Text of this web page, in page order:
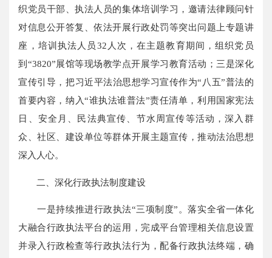
织党员干部、执法人员的集体培训学习，邀请法律顾问针
对信息公开答复、依法开展行政处罚等突出问题上专题讲
座，培训执法人员32人次，在主题教育期间，组织党员
到“3820”展馆等现场教学点开展学习教育活动；三是深化
宣传引导，把习近平法治思想学习宣传作为“八五”普法的
首要内容，纳入“谁执法谁普法”责任清单，利用国家宪法
日、安全月、民法典宣传、节水周宣传等活动，深入群
众、社区、建设单位等群体开展主题宣传，推动法治思想
深入人心。
二、深化行政执法制度建设
一是持续推进行政执法“三项制度”。落实全省一体化
大融合行政执法平台的运用，完成平台管理相关信息设置
并录入行政检查等行政执法行为，配备行政执法终端，确